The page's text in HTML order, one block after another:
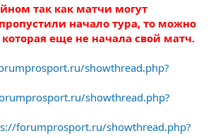
так как матчи могут
начало тура, то можно
еще не начала свой матч.
showthread.php?
showthread.php?
forumprosport.ru/showthread.php?